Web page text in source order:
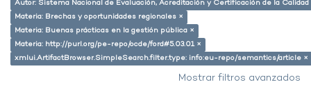
Autor: Sistema Nacional de Evaluación, Acreditación y Certificación de la
Materia: Brechas y oportunidades regionales ×
Materia: Buenas prácticas en la gestión pública ×
Materia: http://purl.org/pe-repo/ocde/ford#5.03.01 ×
xmlui.ArtifactBrowser.SimpleSearch.filter.type: info:eu-repo/semantics/article ×
Mostrar filtros avanzados